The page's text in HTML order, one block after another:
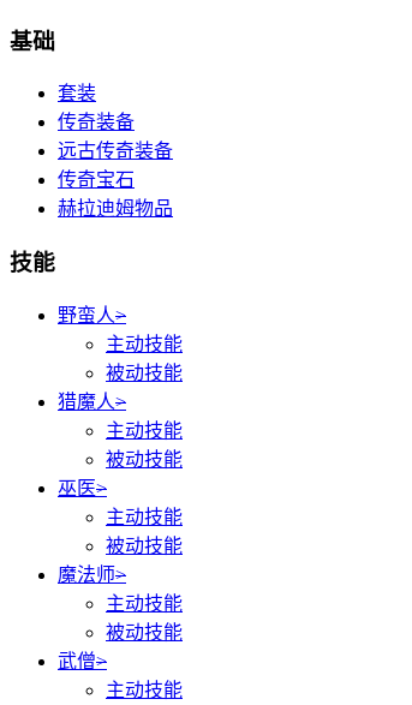
基础
套装
传奇装备
远古传奇装备
传奇宝石
赫拉迪姆物品
技能
野蛮人>
主动技能
被动技能
猎魔人>
主动技能
被动技能
巫医>
主动技能
被动技能
魔法师>
主动技能
被动技能
武僧>
主动技能